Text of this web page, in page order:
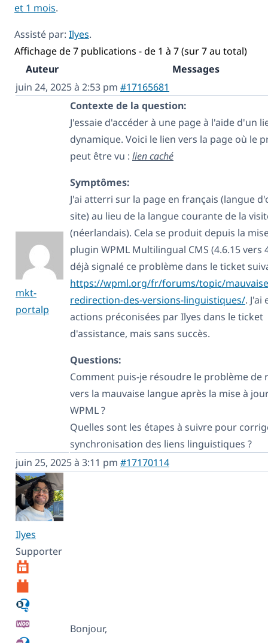
et 1 mois.
Assisté par: Ilyes.
Affichage de 7 publications - de 1 à 7 (sur 7 au total)
Auteur
Messages
juin 24, 2025 à 2:53 pm #17165681
mkt-
portalp
Contexte de la question:
J'essaie d'accéder à une page à l'aide d'un
dynamique. Voici le lien vers la page où le
peut être vu : lien caché
Symptômes:
J'ai atterri sur la page en français (langue
site) au lieu de la langue courante de la
(néerlandais). Cela se produit depuis la
plugin WPML Multilingual CMS (4.6.15 vers
déjà signalé ce problème dans le ticket
https://wpml.org/fr/forums/topic/
redirection-des-versions-linguistiques/. J'ai
actions préconisées par Ilyes dans le ticket
d'assistance, mais sans succès.
Questions:
Comment puis-je résoudre le problème de
vers la mauvaise langue après la mise à
WPML ?
Quelles sont les étapes à suivre pour
synchronisation des liens linguistiques ?
juin 25, 2025 à 3:11 pm #17170114
Ilyes
Supporter
Bonjour,